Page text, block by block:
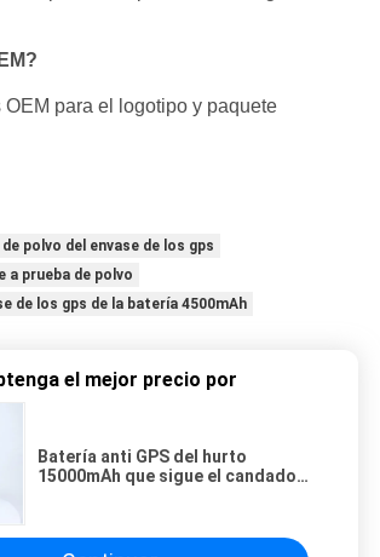
OEM para el logotipo y paquete
polvo del envase de los gps
a prueba de polvo
de los gps de la batería 4500mAh
el mejor precio por
Batería anti GPS del hurto
15000mAh que sigue el candado